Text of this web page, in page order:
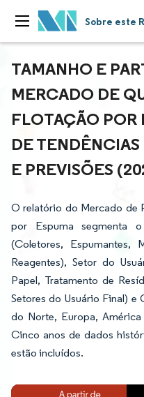
Sobre este
TAMANHO E
MERCADO DE
FLOTAÇÃO POR
DE
E PREVISÕES
O relatório do Mercado de
por Espuma segmenta
(Coletores, Espumantes,
Reagentes), Setor do
Papel, Tratamento de
Setores do Usuário Final)
do Norte, Europa,
Cinco anos de dados
estão incluídos.